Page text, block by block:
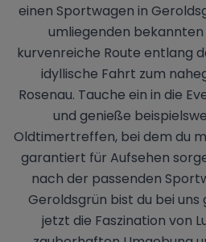
einen Sportwagen in
umliegenden bekannten
kurvenreiche Route entlang
idyllische Fahrt zum
Rosenau. Tauche ein in die
und genieße
Oldtimertreffen, bei dem du
garantiert für Aufsehen
nach der passenden
Geroldsgrün bist du bei uns
jetzt die Faszination von